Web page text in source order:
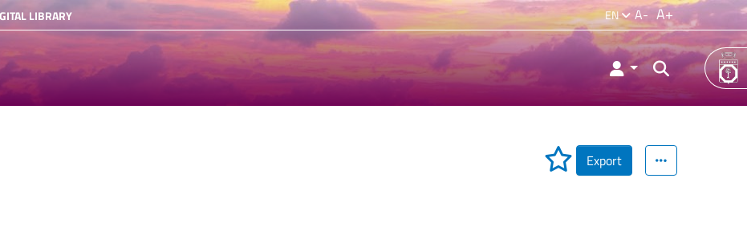
LIBRARY EN A- A+
Export